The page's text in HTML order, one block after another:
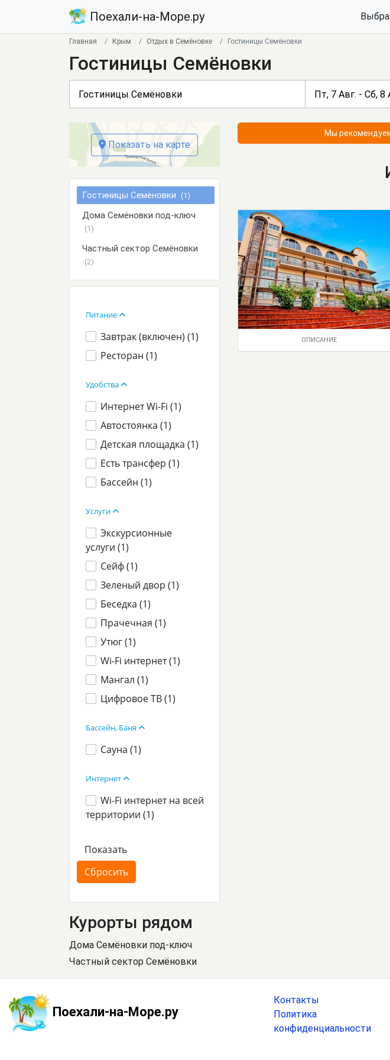
Поехали-на-Море.ру
Главная Крым Отдых в Семёновке Гостиницы Семёновки
Гостиницы Семёновки
Мы
ОПИСАНИЕ
Показать на карте
Гостиницы Семёновки (1)
Дома Семёновки под-ключ
(1)
Частный сектор Семёновки
(2)
Питание
Завтрак (включен) (1)
Ресторан (1)
Удобства
Интернет Wi-Fi (1)
Автостоянка (1)
Детская площадка (1)
Есть трансфер (1)
Бассейн (1)
Услуги
Экскурсионные
услуги (1)
Сейф (1)
Зеленый двор (1)
Беседка (1)
Прачечная (1)
Утюг (1)
Wi-Fi интернет (1)
Мангал (1)
Цифровое ТВ (1)
Бассейн, Баня
Сауна (1)
Интернет
Wi-Fi интернет на всей
территории (1)
Курорты рядом
Дома Семёновки под-ключ
Частный сектор Семёновки
Поехали-на-Море.ру
Контакты
Политика
конфиденциальности